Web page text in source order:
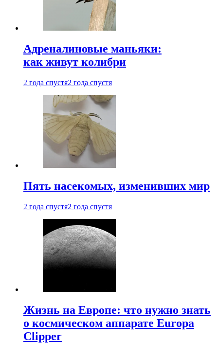
Адреналиновые маньяки:
как живут колибри
2 года спустя2 года спустя
Пять насекомых, изменивших мир
2 года спустя2 года спустя
Жизнь на Европе: что нужно знать
о космическом аппарате Europa
Clipper